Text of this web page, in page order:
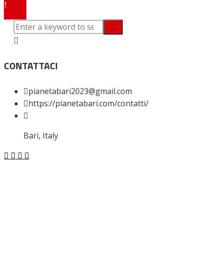
CONTATTACI
pianetabari2023@gmail.com
https://pianetabari.com/contatti/
Bari, Italy